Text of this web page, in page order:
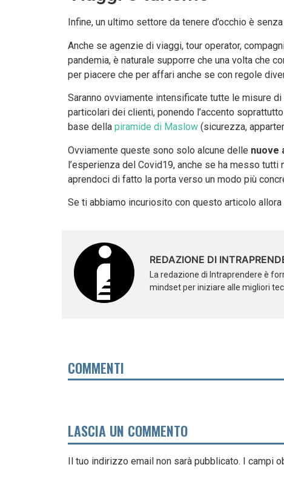
Infine, un ultimo settore da tenere d’occhio è
Anche se agenzie di viaggi, tour operator,
pandemia, è naturale supporre che una volta che
per piacere che per affari anche se con regole
Saranno ovviamente intensificate tutte le misure
particolari dei clienti, ponendo l’accento
base della piramide di Maslow (sicurezza,
Ovviamente queste sono solo alcune delle nuove
l’esperienza del Covid19, anche se ha messo
aprendoci di fatto la porta verso un modo più
Se ti abbiamo incuriosito con questo articolo
REDAZIONE DI
La redazione di Intraprendere è
mindset per iniziare alle migliori
COMMENTI
LASCIA UN COMMENTO
Il tuo indirizzo email non sarà pubblicato. I campi